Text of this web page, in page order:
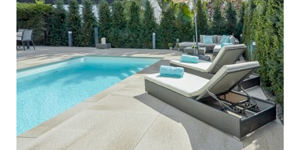
   